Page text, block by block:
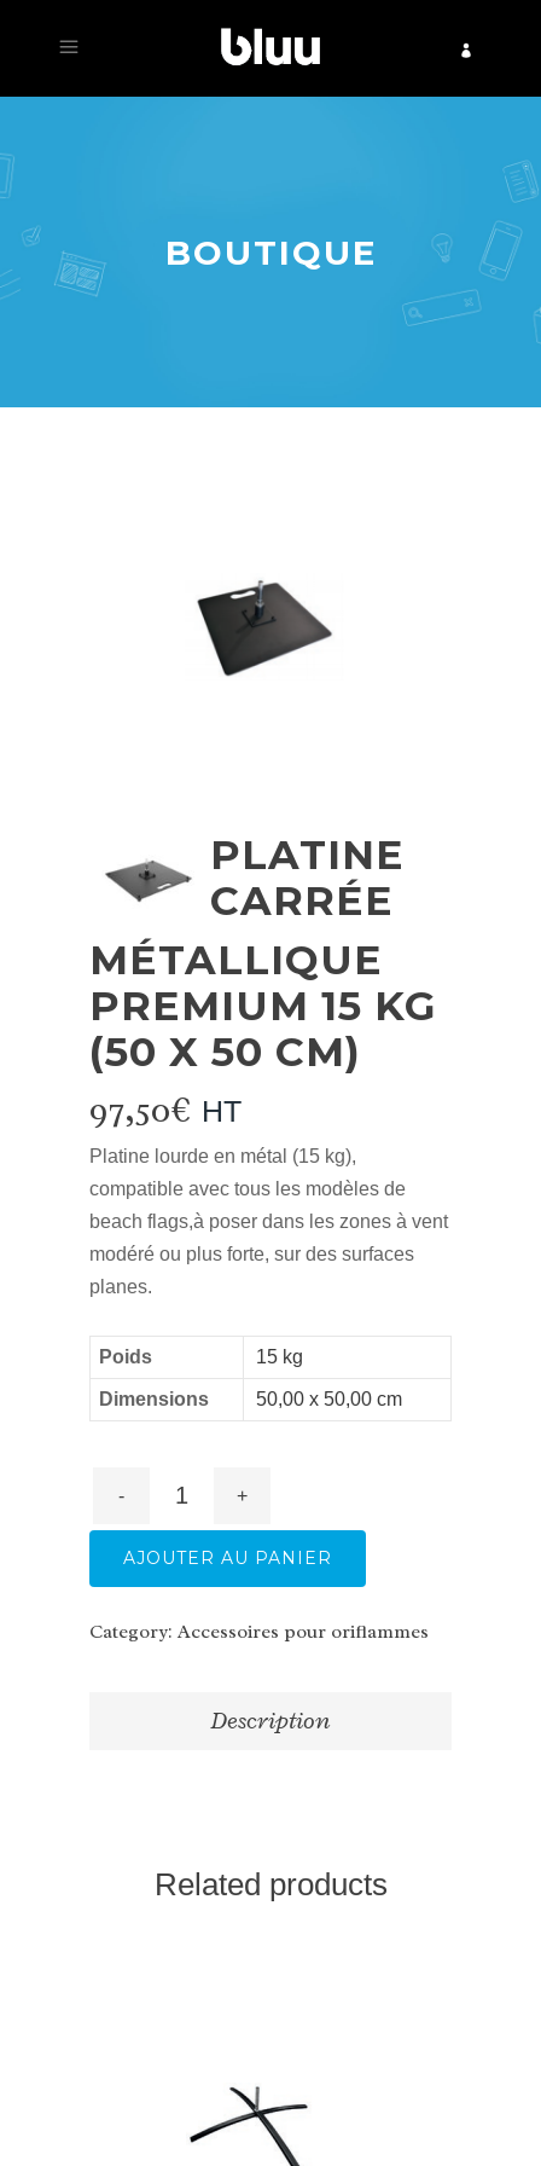
BOUTIQUE
PLATINE
CARRÉE
MÉTALLIQUE
PREMIUM 15 KG
(50 X 50 CM)
97,50€ HT
Platine lourde en métal (15 kg),
compatible avec tous les modèles de
beach flags,à poser dans les zones à vent
modéré ou plus forte, sur des surfaces
planes.
Poids 15 kg
Dimensions 50,00 x 50,00 cm
AJOUTER AU PANIER
Category: Accessoires pour oriflammes
Description
Related products